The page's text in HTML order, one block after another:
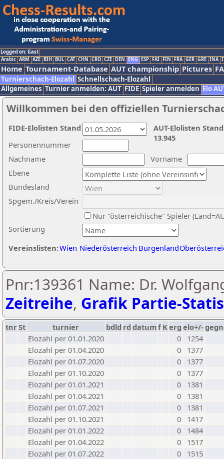
Logged on: Gast
Arabic ARM AZE BIH BUL CAT CHN CRO CZE DEN ENG ESP FAI FIN FRA GER GRE INA
Home Tournament-Database AUT championship Pictures
Turnierschach-Elozahl Schnellschach-Elozahl
Allgemeines Turnier anmelden: AUT FIDE Spieler anmelden Elo
Willkommen bei den offiziellen
Nachname
Vorname
Ebene
Sortierung
Personennummer
Bundesland
Spgem./Kreis/Verein
Nur "österreichische" Spieler
Vereinslisten:Wien Niederösterreich Burgenland
AUT-Elolisten
13.945
FIDE-Elolisten Stand
Pnr:139361 Name: Dr.
Zeitreihe, Grafik Partie-
tnrSt turnier bdld rd datumf Kerg elo+/-
Elozahl per 01.01.2020
0
1254
Elozahl per 01.04.2020
0
1377
Elozahl per 01.07.2020
0
1377
Elozahl per 01.10.2020
0
1377
Elozahl per 01.01.2021
0
1381
Elozahl per 01.04.2021
0
1381
Elozahl per 01.07.2021
0
1381
Elozahl per 01.10.2021
0
1417
Elozahl per 01.01.2022
0
1484
Elozahl per 01.04.2022
0
1517
Elozahl per 01.07.2022
0
1515